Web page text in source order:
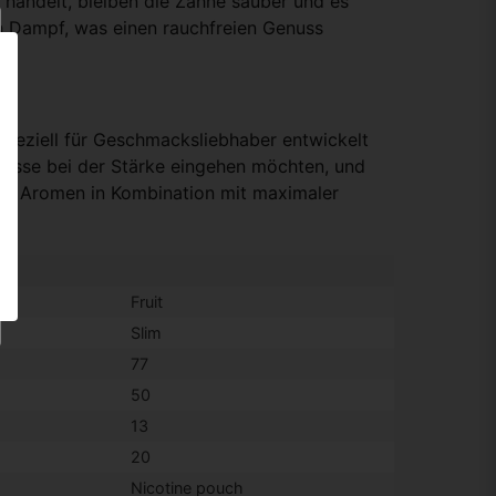
was einen rauchfreien Genuss
für Geschmacksliebhaber entwickelt
bei der Stärke eingehen möchten, und
Aromen in Kombination mit maximaler
Fruit
Slim
77
50
13
20
Nicotine pouch